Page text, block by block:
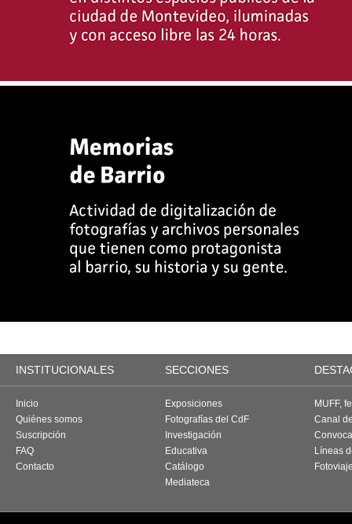
INSTITUCIONALES SECCIONES
Inicio
Quiénes somos
Suscripción
FAQ
Contacto
Exposiciones
Fotografías del CdF
Investigación
Educativa
Catálogo
Mediateca
MUFF,
Canal
Líneas